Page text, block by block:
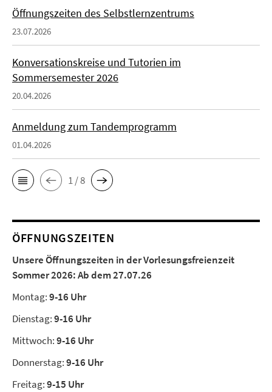
Öffnungszeiten des Selbstlernzentrums
23.07.2026
Konversationskreise und Tutorien im
Sommersemester 2026
20.04.2026
Anmeldung zum Tandemprogramm
01.04.2026
1 / 8
ÖFFNUNGSZEITEN
Unsere Öffnungszeiten in der Vorlesungsfreienzeit
Sommer 2026:Ab dem 27.07.26
Montag:9-16 Uhr
Dienstag:9-16 Uhr
Mittwoch:9-16 Uhr
Donnerstag:9-16 Uhr
Freitag:9-15 Uhr